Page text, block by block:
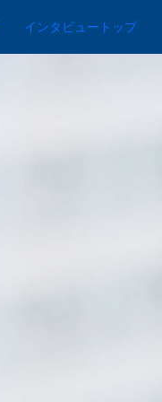
インタビュートップ